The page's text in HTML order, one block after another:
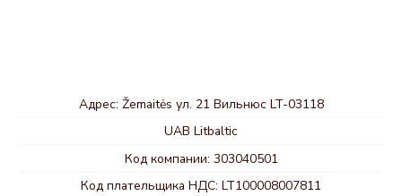
Адрес: Žemaitės ул. 21 Вильнюс LT-03118
UAB Litbaltic
Код компании: 303040501
Код плательщика НДС: LT100008007811